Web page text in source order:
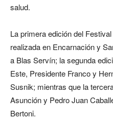
salud.
La primera edición del
realizada en Encarnación y
a Blas Servín; la segunda
Este, Presidente Franco y
Susnik; mientras que la
Asunción y Pedro Juan
Bertoni.